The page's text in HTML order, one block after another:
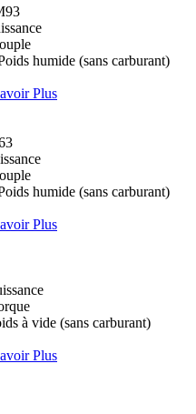
humide (sans carburant)
Plus
humide (sans carburant)
Plus
à vide (sans carburant)
Plus